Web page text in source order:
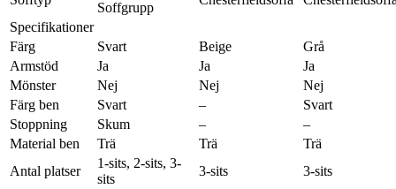
Soffgrupp
Specifikationer
Färg
Svart Beige
Grå
Armstöd
Ja Ja
Ja
Mönster
Nej Nej
Nej
Färg ben
Svart –
Svart
Stoppning
Skum –
–
Material ben
Trä Trä
Trä
Antal platser
1-sits, 2-sits, 3-
sits
3-sits 3-sits